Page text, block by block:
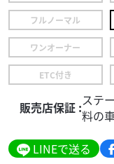
フルノーマル
ワンオーナー
ETC付き
販売店保証 :ステ
料の
LINEで送る